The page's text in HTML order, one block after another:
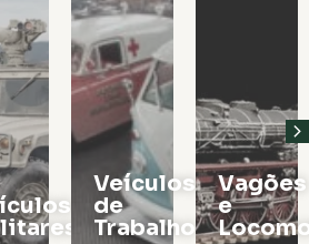
Veículos
de
Trabalho
Vagões
e